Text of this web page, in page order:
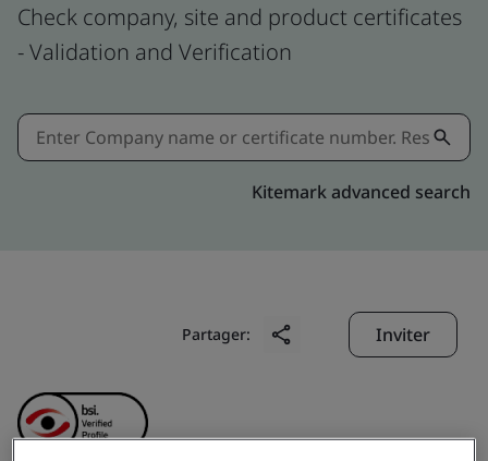
Check company, site and product certificates
- Validation and Verification
Kitemark advanced search
Partager: Inviter